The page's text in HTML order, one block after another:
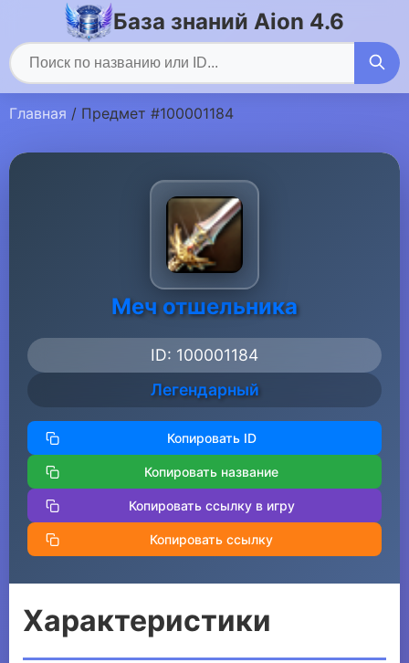
База знаний Aion 4.6
Главная / Предмет #100001184
Меч отшельника
ID: 100001184
Легендарный
Копировать ID
Копировать название
Копировать ссылку в игру
Копировать ссылку
Характеристики